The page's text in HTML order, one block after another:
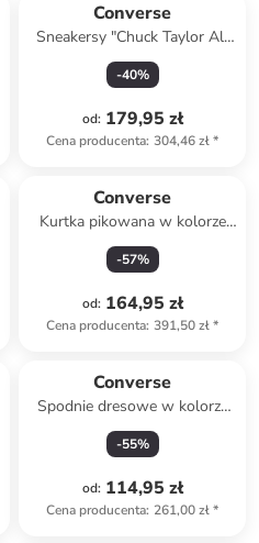
Converse
Sneakersy "Chuck Taylor All
Star" w kolorze czerwonym
-40%
od: 179,95 zł
Cena producenta: 304,46 zł*
Converse
Kurtka pikowana w kolorze
srebrno-jasnobrązowym
-57%
od: 164,95 zł
Cena producenta: 391,50 zł*
Converse
Spodnie dresowe w kolorze
czarnym
-55%
od: 114,95 zł
Cena producenta: 261,00 zł*